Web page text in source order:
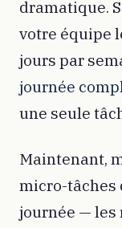
dramatique.
votre équipe
jours par
journée
une seule
Maintenant,
micro-tâches
journée — les